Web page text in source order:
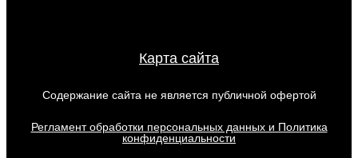
Карта сайта
Содержание сайта не является публичной офертой
Регламент обработки персональных данных и Политика
конфиденциальности